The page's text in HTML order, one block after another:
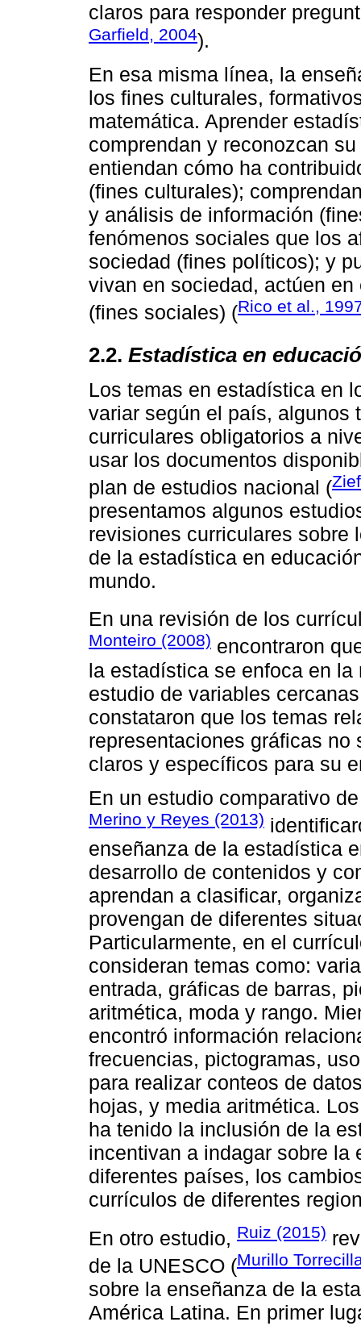
claros para responder
Garfield, 2004).
En esa misma línea, la
los fines culturales,
matemática. Aprender
comprendan y reconozcan
entiendan cómo ha
(fines culturales);
y análisis de información
fenómenos sociales que los
sociedad (fines políticos); y
vivan en sociedad, actúen
(fines sociales) (Rico et al.,
2.2. Estadística en
Los temas en estadística en
variar según el país, algunos
curriculares obligatorios a
usar los documentos
plan de estudios nacional (
presentamos algunos
revisiones curriculares sobre
de la estadística en
mundo.
En una revisión de los
Monteiro (2008) encontraron
la estadística se enfoca en
estudio de variables
constataron que los temas
representaciones gráficas
claros y específicos para su
En un estudio comparativo
Merino y Reyes (2013)
enseñanza de la estadística
desarrollo de contenidos y
aprendan a clasificar,
provengan de diferentes
Particularmente, en el
consideran temas como:
entrada, gráficas de barras,
aritmética, moda y rango.
encontró información
frecuencias, pictogramas,
para realizar conteos de
hojas, y media aritmética.
ha tenido la inclusión de la
incentivan a indagar sobre
diferentes países, los
currículos de diferentes
En otro estudio, Ruiz (2015)
de la UNESCO (Murillo
sobre la enseñanza de la
América Latina. En primer